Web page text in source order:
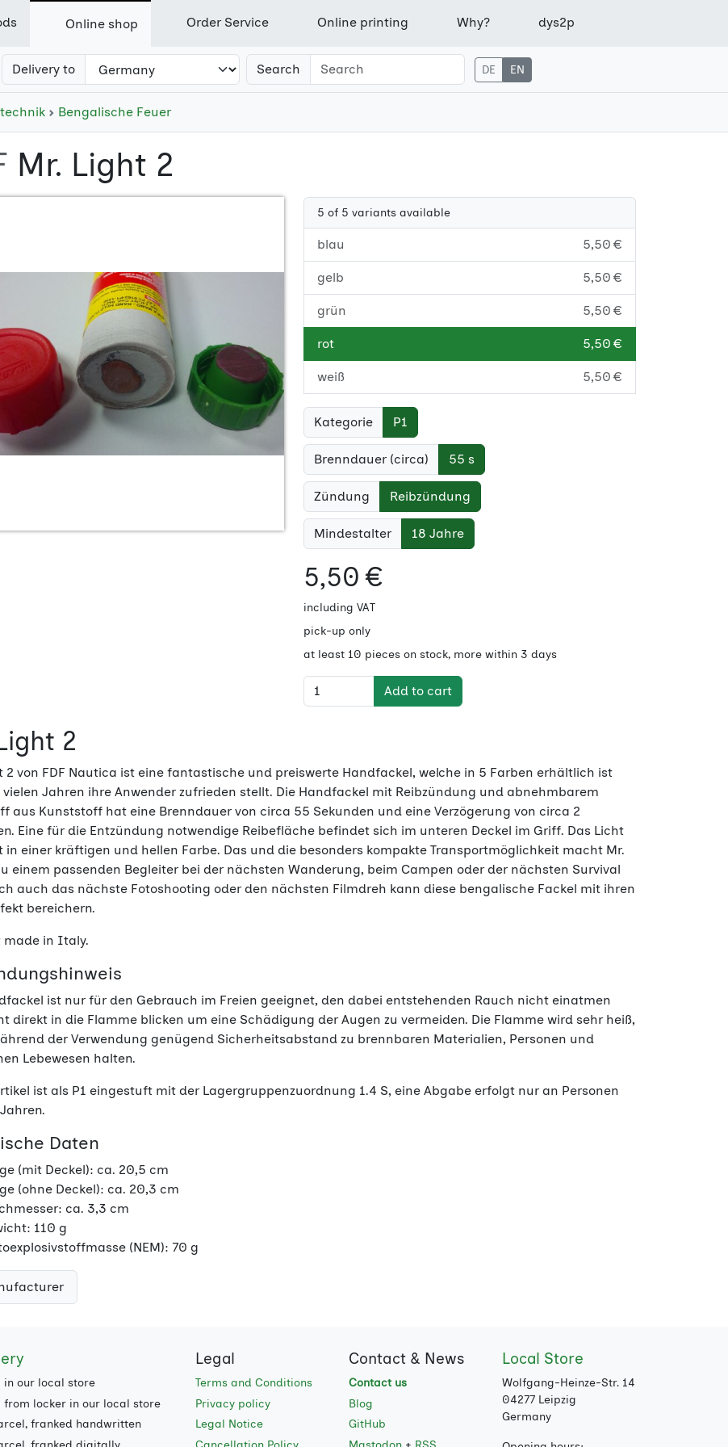
Online shop Order Service Online printing Why? dys2p
Delivery to Search DE EN
Bengalische Feuer
Mr. Light 2
5 of 5 variants available
blau 5,50 €
gelb 5,50 €
grün 5,50 €
rot 5,50 €
weiß 5,50 €
Kategorie P1
Brenndauer (circa) 55 s
Zündung Reibzündung
Mindestalter 18 Jahre
5,50 €
including VAT
pick-up only
at least 10 pieces on stock, more within 3 days
Add to cart
2
2 von FDF Nautica ist eine fantastische und preiswerte Handfackel, welche in 5 Farben erhältlich ist
vielen Jahren ihre Anwender zufrieden stellt. Die Handfackel mit Reibzündung und abnehmbarem
aus Kunststoff hat eine Brenndauer von circa 55 Sekunden und eine Verzögerung von circa 2
Eine für die Entzündung notwendige Reibefläche befindet sich im unteren Deckel im Griff. Das Licht
in einer kräftigen und hellen Farbe. Das und die besonders kompakte Transportmöglichkeit macht Mr.
einem passenden Begleiter bei der nächsten Wanderung, beim Campen oder der nächsten Survival
auch das nächste Fotoshooting oder den nächsten Filmdreh kann diese bengalische Fackel mit ihren
bereichern.
made in Italy.
ist nur für den Gebrauch im Freien geeignet, den dabei entstehenden Rauch nicht einatmen
direkt in die Flamme blicken um eine Schädigung der Augen zu vermeiden. Die Flamme wird sehr heiß,
der Verwendung genügend Sicherheitsabstand zu brennbaren Materialien, Personen und
Lebewesen halten.
ist als P1 eingestuft mit der Lagergruppenzuordnung 1.4 S, eine Abgabe erfolgt nur an Personen
Daten
(mit Deckel): ca. 20,5 cm
(ohne Deckel): ca. 20,3 cm
ca. 3,3 cm
110 g
(NEM): 70 g
in our local store
from locker in our local store
franked handwritten
Legal
Terms and Conditions
Privacy policy
Legal Notice
Contact & News
Contact us
Blog
GitHub
Local Store
Wolfgang-Heinze-Str. 14
04277 Leipzig
Germany